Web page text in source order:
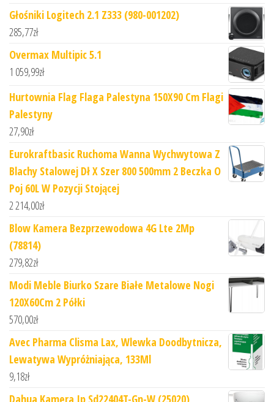
Głośniki Logitech 2.1 Z333 (980-001202)
285,77zł
Overmax Multipic 5.1
1 059,99zł
Hurtownia Flag Flaga Palestyna 150X90 Cm Flagi
Palestyny
27,90zł
Eurokraftbasic Ruchoma Wanna Wychwytowa Z
Blachy Stalowej Dł X Szer 800 500mm 2 Beczka O
Poj 60L W Pozycji Stojącej
2 214,00zł
Blow Kamera Bezprzewodowa 4G Lte 2Mp
(78814)
279,82zł
Modi Meble Biurko Szare Białe Metalowe Nogi
120X60Cm 2 Półki
570,00zł
Avec Pharma Clisma Lax, Wlewka Doodbytnicza,
Lewatywa Wypróżniająca, 133Ml
9,18zł
Dahua Kamera Ip Sd22404T-Gn-W (25020)